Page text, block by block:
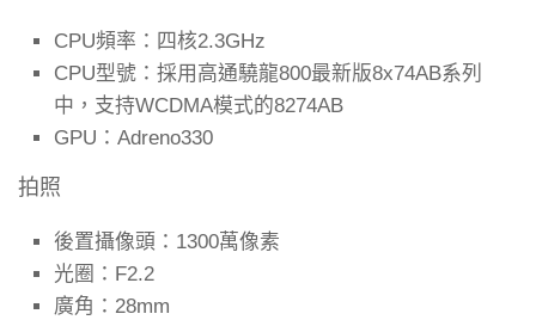
CPU頻率： 四核2.3GHz
CPU型號： 採用高通驍龍800最新版8x74AB系列
中，支持WCDMA模式的8274AB
GPU： Adreno330
拍照
後置攝像頭： 1300萬像素
光圈： F2.2
廣角： 28mm